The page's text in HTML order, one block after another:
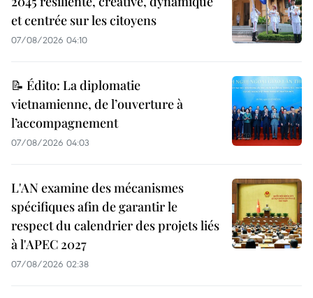
et centrée sur les citoyens
07/08/2026 04:10
📝 Édito: La diplomatie
vietnamienne, de l’ouverture à
l’accompagnement
07/08/2026 04:03
L'AN examine des mécanismes
spécifiques afin de garantir le
respect du calendrier des projets liés
à l'APEC 2027
07/08/2026 02:38